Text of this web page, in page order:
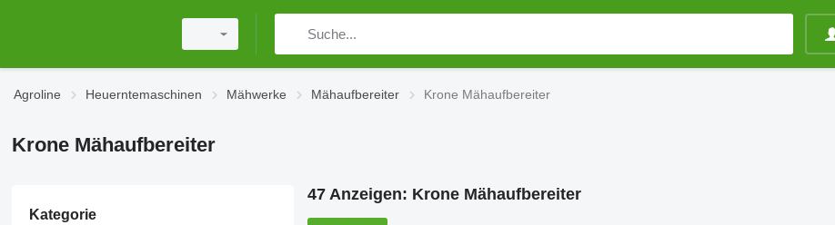
Agroline Heuerntemaschinen Mähwerke Mähaufbereiter Krone Mähaufbereiter
Krone Mähaufbereiter
Kategorie
47 Anzeigen: Krone Mähaufbereiter